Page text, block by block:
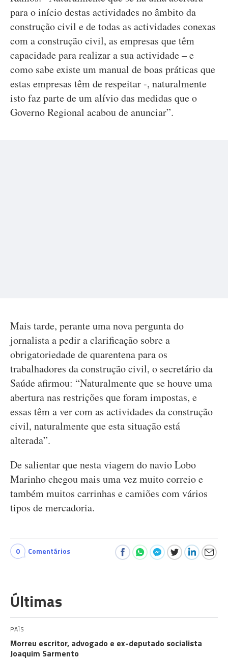
para o início destas actividades no âmbito da
construção civil e de todas as actividades conexas
com a construção civil, as empresas que têm
capacidade para realizar a sua actividade – e
como sabe existe um manual de boas práticas que
estas empresas têm de respeitar -, naturalmente
isto faz parte de um alívio das medidas que o
Governo Regional acabou de anunciar”.
Mais tarde, perante uma nova pergunta do
jornalista a pedir a clarificação sobre a
obrigatoriedade de quarentena para os
trabalhadores da construção civil, o secretário da
Saúde afirmou: “Naturalmente que se houve uma
abertura nas restrições que foram impostas, e
essas têm a ver com as actividades da construção
civil, naturalmente que esta situação está
alterada”.
De salientar que nesta viagem do navio Lobo
Marinho chegou mais uma vez muito correio e
também muitos carrinhas e camiões com vários
tipos de mercadoria.
0 Comentários
Últimas
PAÍS
Morreu escritor, advogado e ex-deputado socialista
Joaquim Sarmento